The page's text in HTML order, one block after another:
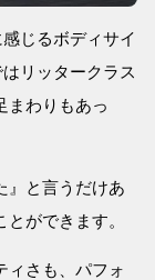
じるボディサイ
リッタークラス
まわりもあっ
』と言うだけあ
ができます。
ィさも、パフォ